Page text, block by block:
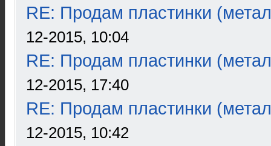
RE: Продам пластинки
12-2015, 10:04
RE: Продам пластинки
12-2015, 17:40
RE: Продам пластинки
12-2015, 10:42